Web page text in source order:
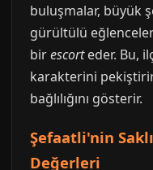
buluşmalar, büyük
gürültülü
birescorteder. Bu,
karakterini
bağlılığını gösterir.
Şefaatli'nin
Değerleri